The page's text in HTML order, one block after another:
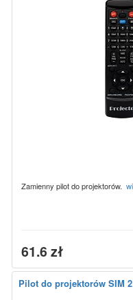
Zamienny pilot do projektorów.
61.6 zł
Pilot do projektorów SIM 2